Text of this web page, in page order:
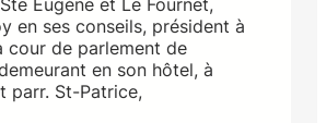
en ses conseils, président à
cour de parlement de
en son hôtel, à
parr. St-Patrice,